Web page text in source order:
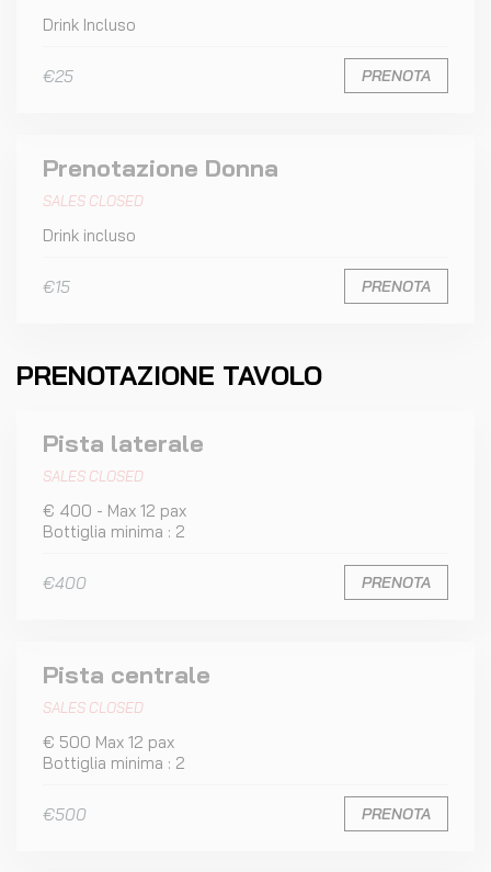
Drink Incluso
€25 PRENOTA
Prenotazione Donna
SALES CLOSED
Drink incluso
€15 PRENOTA
PRENOTAZIONE TAVOLO
Pista laterale
SALES CLOSED
€ 400 - Max 12 pax
Bottiglia minima : 2
€400 PRENOTA
Pista centrale
SALES CLOSED
€ 500 Max 12 pax
Bottiglia minima : 2
€500 PRENOTA